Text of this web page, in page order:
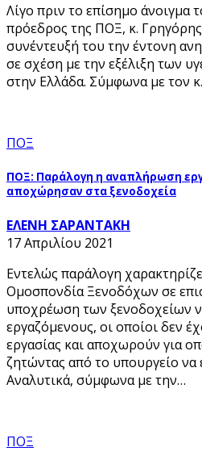
Λίγο πριν το επίσημο άνοιγμα
πρόεδρος της ΠΟΞ, κ.
συνέντευξή του την έντονη
σε σχέση με την εξέλιξη των
στην Ελλάδα. Σύμφωνα με τον
ΠΟΞ
ΠΟΞ: Παράλογη η αναπλήρωση
αποχώρησαν στα ξενοδοχεία
ΕΛΕΝΗ ΣΑΡΑΝΤΑΚΗ
17 Απριλίου 2021
Εντελώς παράλογη
Ομοσπονδία Ξενοδόχων σε
υποχρέωση των ξενοδοχείων
εργαζόμενους, οι οποίοι δεν
εργασίας και αποχωρούν για
ζητώντας από το υπουργείο να
Αναλυτικά, σύμφωνα με την…
ΠΟΞ